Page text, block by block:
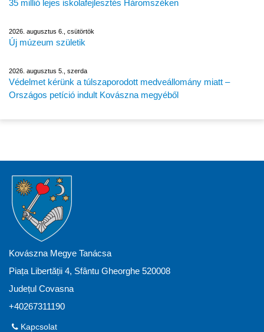
35 millió lejes iskolafejlesztés Háromszéken
2026. augusztus 6., csütörtök
Új múzeum születik
2026. augusztus 5., szerda
Védelmet kérünk a túlszaporodott medveállomány miatt –
Országos petíció indult Kovászna megyéből
Kovászna Megye Tanácsa
Piața Libertății 4, Sfântu Gheorghe 520008
Județul Covasna
+40267311190
Kapcsolat